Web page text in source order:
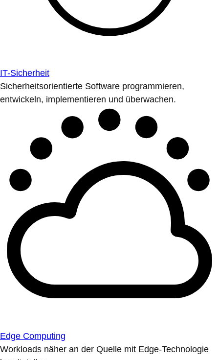
IT-Sicherheit
Sicherheitsorientierte Software programmieren,
entwickeln, implementieren und überwachen.
Edge Computing
Workloads näher an der Quelle mit Edge-Technologie